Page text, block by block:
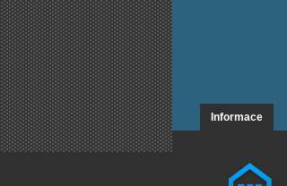
Informace